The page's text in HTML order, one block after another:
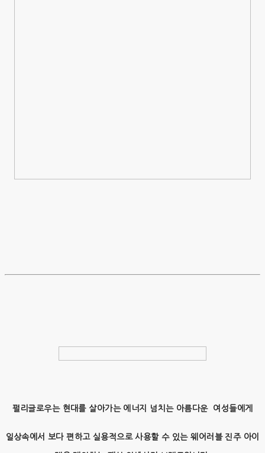
펄리글로우는 현대를 살아가는 에너지 넘치는 아름다운 여성들에게
일상속에서 보다 편하고 실용적으로 사용할 수 있는 웨어러블 진주 아이